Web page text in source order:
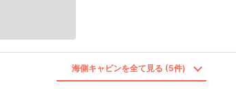
海側キャビンを全て見る (5件)